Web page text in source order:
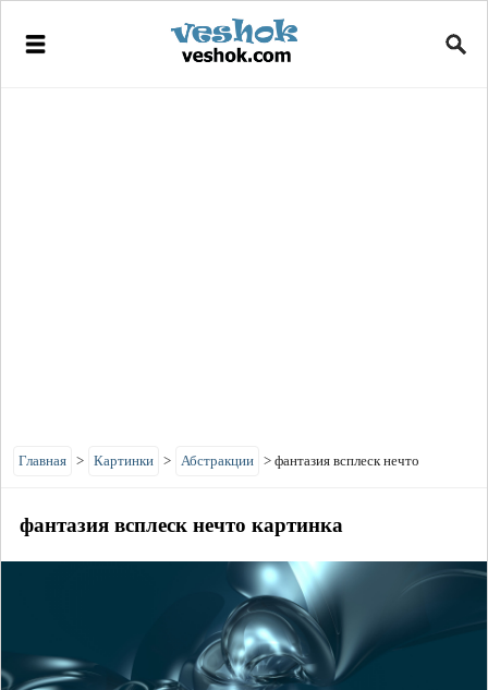
Главная > Картинки > Абстракции > фантазия всплеск нечто
фантазия всплеск нечто картинка